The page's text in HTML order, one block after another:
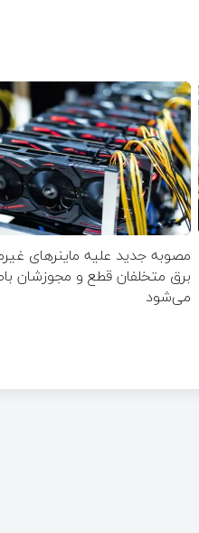
مصوبه جدید علیه ماینرهای
برق متخلفان قطع و مجوزشان
می‌شود